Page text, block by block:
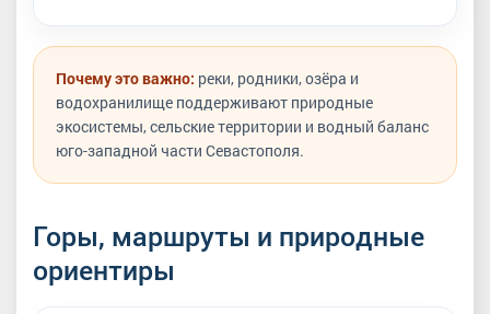
Почему это важно: реки, родники, озёра и
водохранилище поддерживают природные
экосистемы, сельские территории и водный баланс
юго-западной части Севастополя.
Горы, маршруты и природные
ориентиры